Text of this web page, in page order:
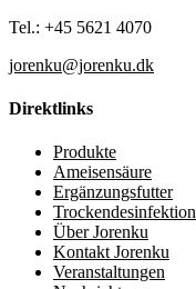
Tel.: +45 5621 4070
jorenku@jorenku.dk
Direktlinks
Produkte
Ameisensäure
Ergänzungsfutter
Trockendesinfektion
Über Jorenku
Kontakt Jorenku
Veranstaltungen